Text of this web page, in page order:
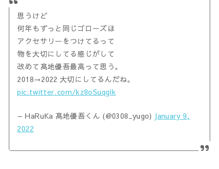
思うけど
何年もずっと同じゴローズほ
アクセサリーをつけてるって
物を大切にしてる感じがして
改めて髙地優吾最高って思う。
2018→2022 大切にしてるんだね。
pic.twitter.com/kz8oSuqglk
— HaRuKa 髙地優吾くん (@0308_yugo) January 9,
2022